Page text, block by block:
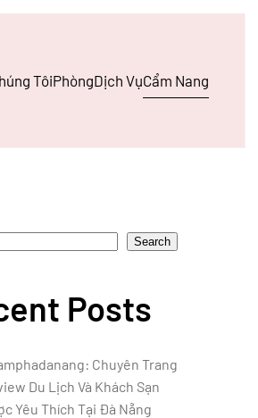
TôiPhòngDịch VụCẩm Nang
Search
Posts
Chuyên Trang
Du Lịch Và Khách Sạn
Yêu Thích Tại Đà Nẵng